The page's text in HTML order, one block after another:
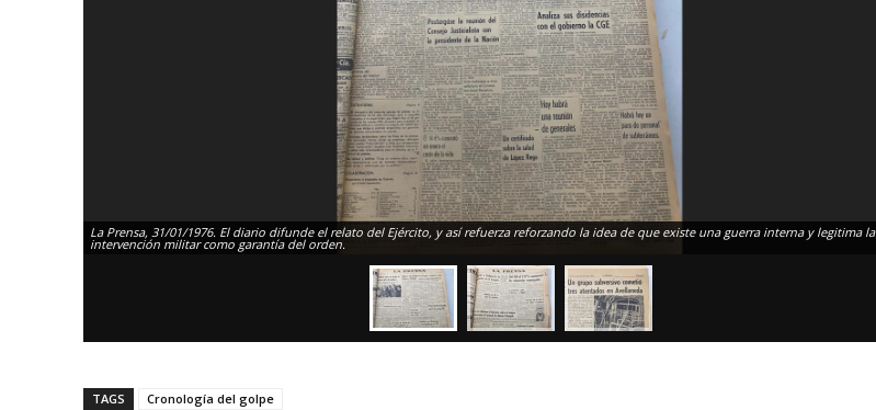
La Prensa, 31/01/1976. El diario difunde el relato del Ejército, y así refuerza reforzando la idea de que existe una guerra interna y legitima la
intervención militar como garantía del orden.
TAGS Cronología del golpe